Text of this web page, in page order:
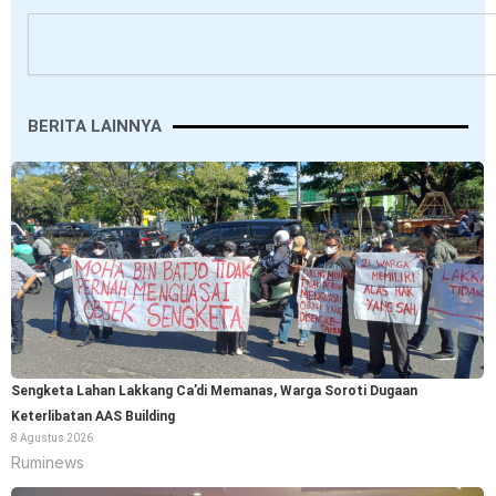
BERITA LAINNYA
Sengketa Lahan Lakkang Ca’di Memanas, Warga Soroti Dugaan
Keterlibatan AAS Building
8 Agustus 2026
Ruminews